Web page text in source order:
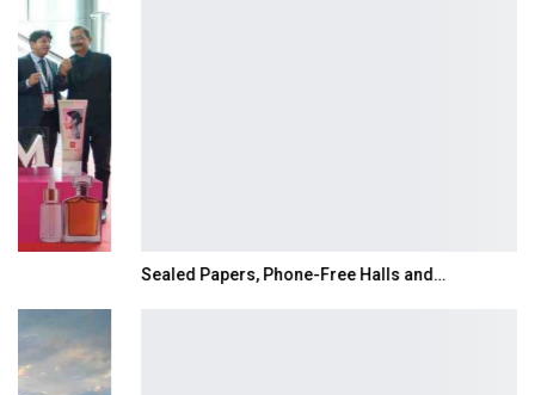
Sealed Papers, Phone-Free Halls and…